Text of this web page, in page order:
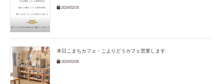
2024/02/16
本日こまちカフェ・こよりどうカフェ営業します
2024/02/06